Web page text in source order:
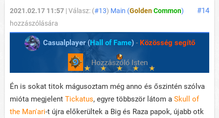
#14
2021.02.17 11:57 | Válasz: (#13) Main (GoldenCommon)
hozzászólására
Casualplayer (Hall of Fame)- Közösség segítő
Én is sokat titok mágusoztam még anno és őszintén szólva
mióta megjelent Tickatus, egyre többször látom a Skull of
the Man'ari-t újra előkerültek a Big és Raza papok, újabb otk